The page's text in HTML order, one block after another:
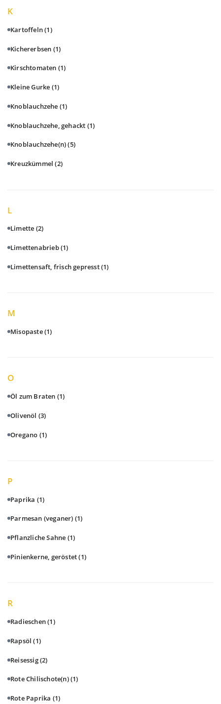
K
Kartoffeln(1)
Kichererbsen (1)
Kirschtomaten (1)
Kleine Gurke (1)
Knoblauchzehe (1)
Knoblauchzehe, gehackt (1)
Knoblauchzehe(n)(5)
Kreuzkümmel(2)
L
Limette (2)
Limettenabrieb(1)
Limettensaft, frisch gepresst(1)
M
Misopaste(1)
O
Öl zum Braten (1)
Olivenöl (3)
Oregano (1)
P
Paprika (1)
Parmesan (veganer) (1)
Pflanzliche Sahne (1)
Pinienkerne, geröstet(1)
R
Radieschen(1)
Rapsöl(1)
Reisessig(2)
Rote Chilischote(n)(1)
Rote Paprika (1)